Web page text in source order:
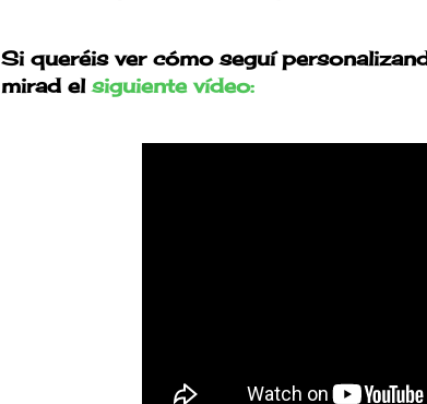
Si queréis ver cómo seguí
mirad elsiguiente vídeo: